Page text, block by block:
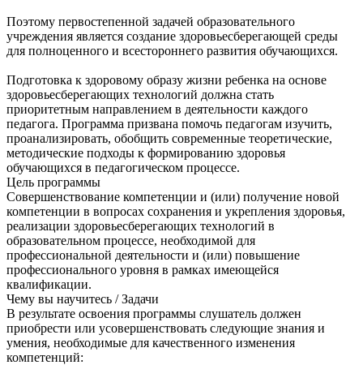
Поэтому первостепенной задачей образовательного
учреждения является создание здоровьесберегающей среды
для полноценного и всестороннего развития обучающихся.
Подготовка к здоровому образу жизни ребенка на основе
здоровьесберегающих технологий должна стать
приоритетным направлением в деятельности каждого
педагога. Программа призвана помочь педагогам изучить,
проанализировать, обобщить современные теоретические,
методические подходы к формированию здоровья
обучающихся в педагогическом процессе.
Цель программы
Совершенствование компетенции и (или) получение новой
компетенции в вопросах сохранения и укрепления здоровья,
реализации здоровьесберегающих технологий в
образовательном процессе, необходимой для
профессиональной деятельности и (или) повышение
профессионального уровня в рамках имеющейся
квалификации.
Чему вы научитесь / Задачи
В результате освоения программы слушатель должен
приобрести или усовершенствовать следующие знания и
умения, необходимые для качественного изменения
компетенций: